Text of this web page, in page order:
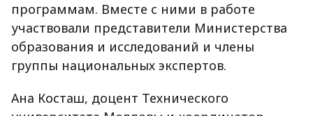
программам. Вместе с ними в работе
участвовали представители Министерства
образования и исследований и члены
группы национальных экспертов.
Ана Косташ, доцент Технического